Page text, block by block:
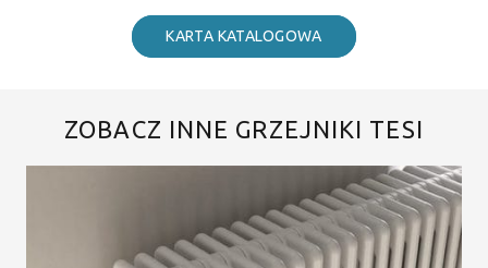
KARTA KATALOGOWA
ZOBACZ INNE GRZEJNIKI TESI